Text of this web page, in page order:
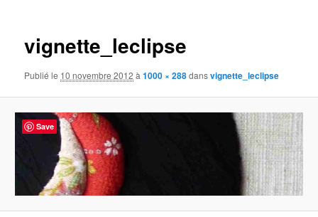
vignette_leclipse
Publié le 10 novembre 2012 à1000 × 288dansvignette_leclipse
Save